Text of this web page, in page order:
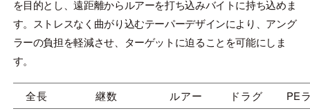
を目的とし、遠距離からルアーを打ち込みバイトに持ち込めま
す。ストレスなく曲がり込むテーパーデザインにより、アング
ラーの負担を軽減させ、ターゲットに迫ることを可能にしま
す。
全長 継数 ルアー ドラグ PE